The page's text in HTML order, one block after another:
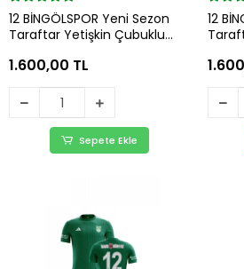
12 BİNGÖLSPOR Yeni Sezon
Taraftar Yetişkin Çubuklu
1.600,00 TL
Sepete Ekle
12